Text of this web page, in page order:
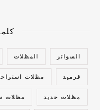
السواتر المظلات
قرميد مظلات
مظلات حديد مظلات